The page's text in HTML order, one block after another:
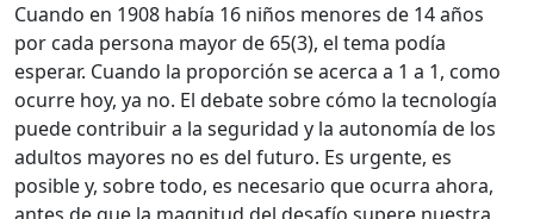
Cuando en 1908 había 16 niños menores de 14 años
por cada persona mayor de 65(3), el tema podía
esperar. Cuando la proporción se acerca a 1 a 1, como
ocurre hoy, ya no. El debate sobre cómo la tecnología
puede contribuir a la seguridad y la autonomía de los
adultos mayores no es del futuro. Es urgente, es
posible y, sobre todo, es necesario que ocurra ahora,